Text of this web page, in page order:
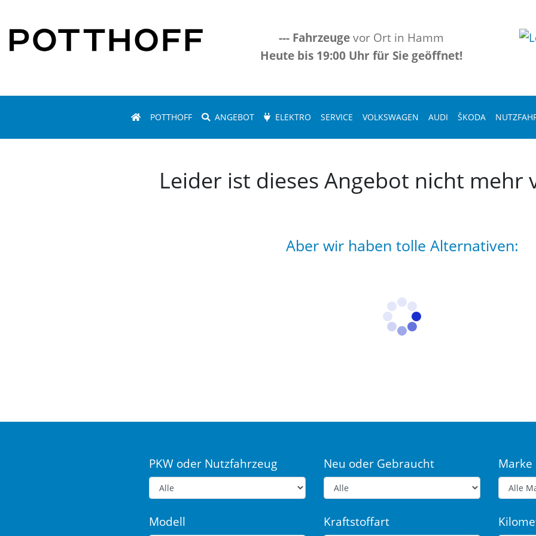
---Fahrzeugevor Ort in Hamm
Heute bis 19:00 Uhr für Sie geöffnet!
POTTHOFF ANGEBOT ELEKTRO SERVICE VOLKSWAGEN AUDI ŠKODA
Leider ist dieses Angebot nicht mehr
Aber wir haben tolle Alternativen:
PKW oder Nutzfahrzeug Neu oder Gebraucht Marke
Modell Kraftstoffart